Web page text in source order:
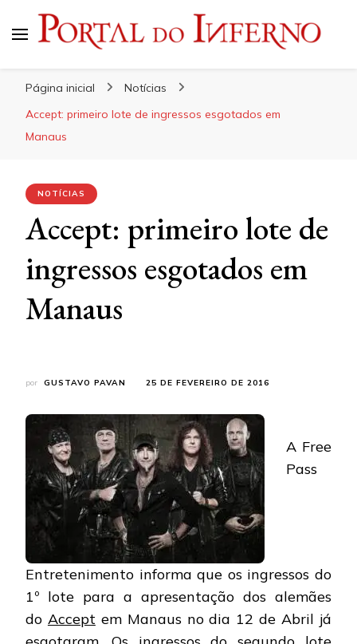
Página inicial
Notícias
Accept: primeiro lote de ingressos esgotados em
Manaus
NOTÍCIAS
Accept: primeiro lote de
ingressos esgotados em
Manaus
por GUSTAVO PAVAN 25 DE FEVEREIRO DE 2016
A Free
Pass
Entretenimento informa que os ingressos do
1º lote para a apresentação dos alemães
do Accept em Manaus no dia 12 de Abril já